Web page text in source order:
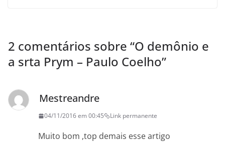
2 comentários sobre “O demônio e
a srta Prym – Paulo Coelho”
Mestreandre
04/11/2016 em 00:45 Link permanente
Muito bom ,top demais esse artigo